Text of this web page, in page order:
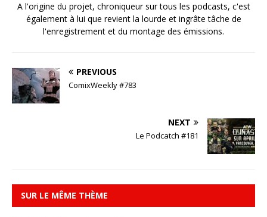
A l'origine du projet, chroniqueur sur tous les podcasts, c'est
également à lui que revient la lourde et ingrâte tâche de
l'enregistrement et du montage des émissions.
PREVIOUS
ComixWeekly #783
NEXT
Le Podcatch #181
SUR LE MÊME THÈME